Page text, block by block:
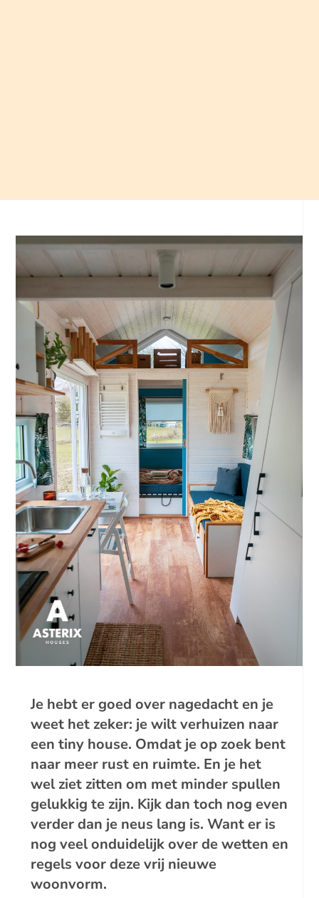
Je hebt er goed over nagedacht en je
weet het zeker: je wilt verhuizen naar
een tiny house. Omdat je op zoek bent
naar meer rust en ruimte. En je het
wel ziet zitten om met minder spullen
gelukkig te zijn. Kijk dan toch nog even
verder dan je neus lang is. Want er is
nog veel onduidelijk over de wetten en
regels voor deze vrij nieuwe
woonvorm.